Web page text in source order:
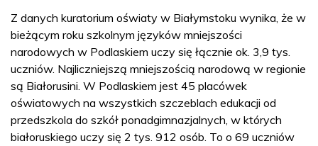
Z danych kuratorium oświaty w Białymstoku wynika, że w
bieżącym roku szkolnym języków mniejszości
narodowych w Podlaskiem uczy się łącznie ok. 3,9 tys.
uczniów. Najliczniejszą mniejszością narodową w regionie
są Białorusini. W Podlaskiem jest 45 placówek
oświatowych na wszystkich szczeblach edukacji od
przedszkola do szkół ponadgimnazjalnych, w których
białoruskiego uczy się 2 tys. 912 osób. To o 69 uczniów